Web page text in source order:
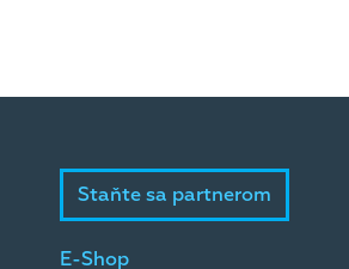
Staňte sa partnerom
E-Shop